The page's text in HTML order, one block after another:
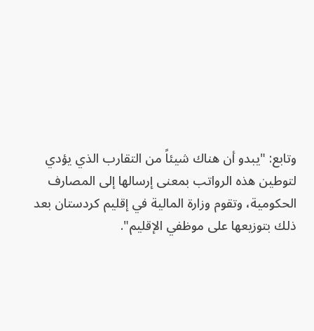
وتابع: "يبدو أن هناك شيئاً من التقارب الذي يؤدي
لتوطين هذه الرواتب بمعنى إرسالها إلى المصارف
الحكومية، وتقوم وزارة المالية في إقليم كردستان بعد
ذلك بتوزيعها على موظفي الإقليم".